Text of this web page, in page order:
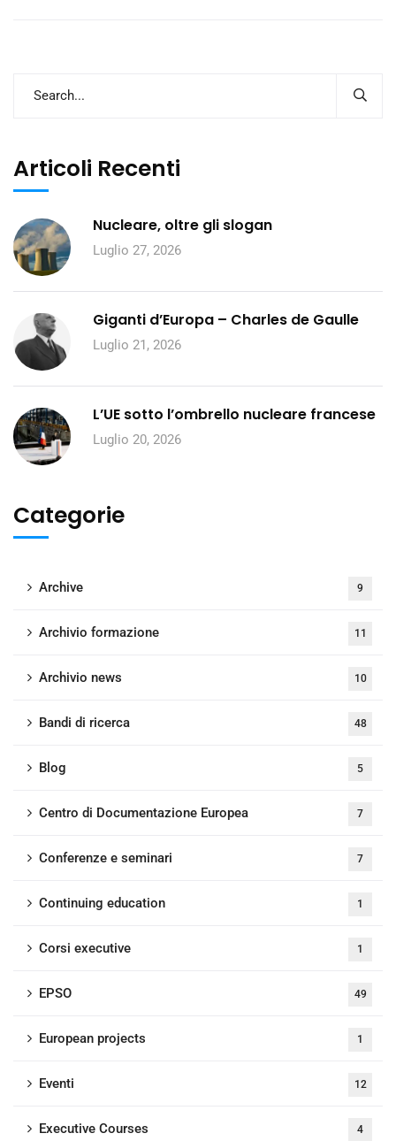
Articoli Recenti
Nucleare, oltre gli slogan
Luglio 27, 2026
Giganti d’Europa – Charles de Gaulle
Luglio 21, 2026
L’UE sotto l’ombrello nucleare francese
Luglio 20, 2026
Categorie
Archive 9
Archivio formazione 11
Archivio news 10
Bandi di ricerca 48
Blog 5
Centro di Documentazione Europea 7
Conferenze e seminari 7
Continuing education 1
Corsi executive 1
EPSO 49
European projects 1
Eventi 12
Executive Courses 4